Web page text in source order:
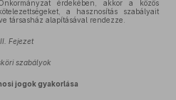
érdekében, akkor a közös
a hasznosítás szabályait
társasház alapításával rendezze.
II. Fejezet
szabályok
jogok gyakorlása